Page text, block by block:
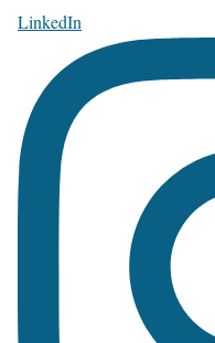
LinkedIn